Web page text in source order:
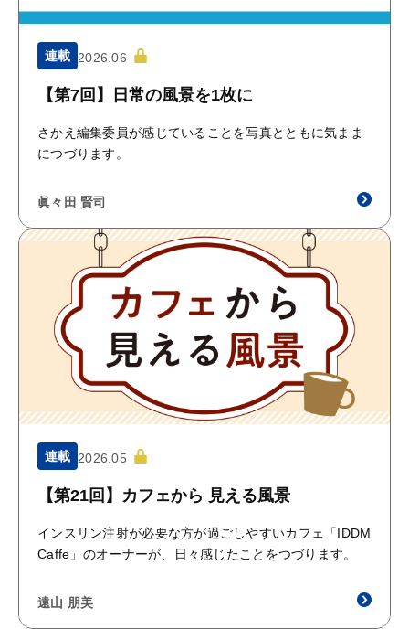
連載 2026.06
【第7回】日常の風景を1枚に
さかえ編集委員が感じていることを写真とともに気まま
につづります。
眞々田 賢司
連載 2026.05
【第21回】カフェから 見える風景
インスリン注射が必要な方が過ごしやすいカフェ「IDDM
Caffe」のオーナーが、日々感じたことをつづります。
遠山 朋美